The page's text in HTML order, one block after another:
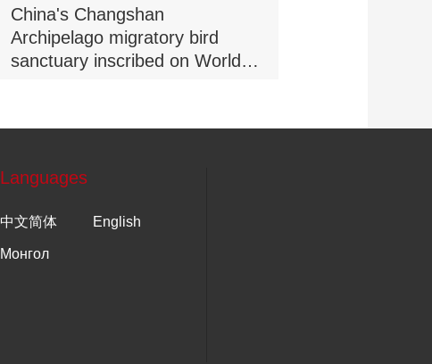
China's Changshan
Archipelago migratory bird
sanctuary inscribed on World
Languages
中文简体 English
Монгол